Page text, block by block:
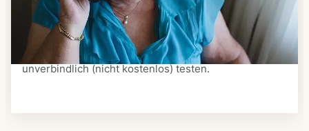
schriftlich oder im Online-Shop Ihres Anbieters.
Ein Kurier liefert Ihnen das bestellte Essen zum
vereinbarten Zeitpunkt nach Hause. Bei vielen
Anbietern können Sie Essen auf Rädern auch
unverbindlich (nicht kostenlos) testen.